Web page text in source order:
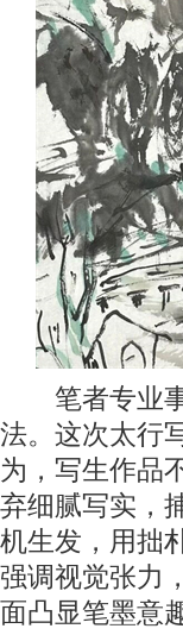
笔者专业事
法。这次太行
为，写生作品
弃细腻写实，
机生发，用拙
强调视觉张力
面凸显笔墨意